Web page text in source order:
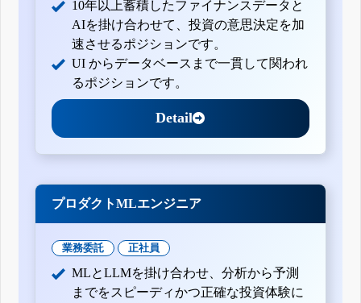
10年以上蓄積したファイナンスデータと
AIを掛け合わせて、投資の意思決定を加
速させるポジションです。
UI からデータベースまで一貫して関われ
るポジションです。
Detail
プロダクトMLエンジニア
業務委託 正社員
MLとLLMを掛け合わせ、分析から予測
までをスピーディかつ正確な投資体験に